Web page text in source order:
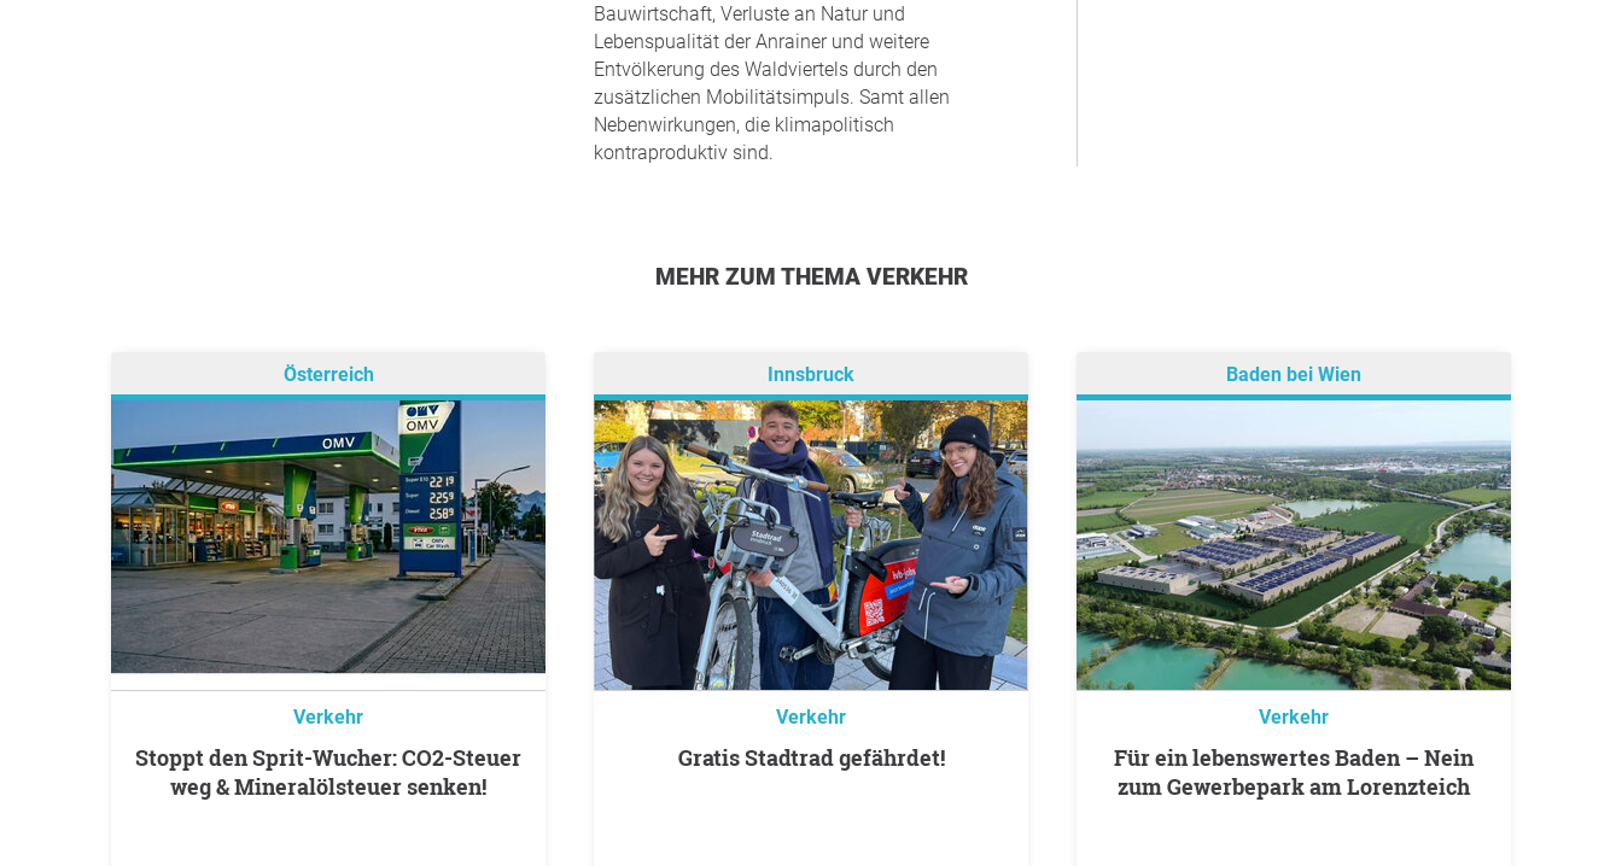
Bauwirtschaft, Verluste an Natur und
Lebenspualität der Anrainer und weitere
Entvölkerung des Waldviertels durch den
zusätzlichen Mobilitätsimpuls. Samt allen
Nebenwirkungen, die klimapolitisch
kontraproduktiv sind.
MEHR ZUM THEMA VERKEHR
Österreich
Verkehr
Stoppt den Sprit-Wucher: CO2-Steuer
weg & Mineralölsteuer senken!
Innsbruck
Verkehr
Gratis Stadtrad gefährdet!
Baden bei Wien
Verkehr
Für ein lebenswertes Baden – Nein
zum Gewerbepark am Lorenzteich